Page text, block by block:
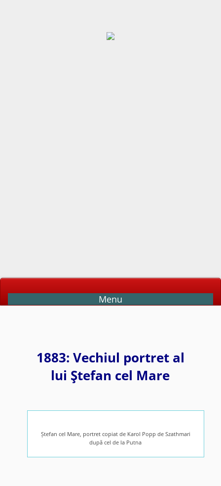
Menu
1883: Vechiul portret al
lui Ştefan cel Mare
Ștefan cel Mare, portret copiat de Karol Popp de Szathmari
după cel de la Putna